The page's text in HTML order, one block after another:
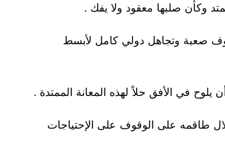
وكأن صلبها معقود ولا يفك .
صعبة وتجاهل دولي كامل لأبسط
في الأفق حلاً لهذه المعانة الممتدة .
طاقمه على الوقوف على الإحتياجات